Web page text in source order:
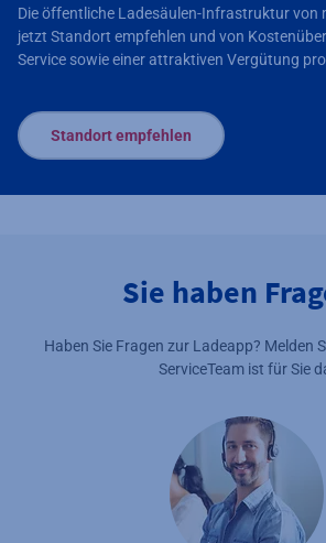
Die öffentliche Ladesäulen-Infrastruktur von
jetzt Standort empfehlen und von
Service sowie einer attraktiven Vergütung
Standort empfehlen
Sie haben
Haben Sie Fragen zur Ladeapp? Melden
ServiceTeam ist für Sie